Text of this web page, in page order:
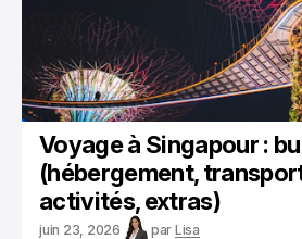
Voyage à Singapour :
(hébergement,
activités, extras)
juin 23, 2026 par Lisa